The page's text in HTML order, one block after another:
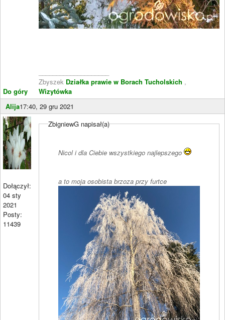
Do góry
Zbyszek Działka prawie w Borach Tucholskich ,
Wizytówka
Alija17:40, 29 gru 2021
Dołączył:
04 sty
2021
Posty:
11439
ZbigniewG napisał(a)
Nicol i dla Ciebie wszystkiego najlepszego
a to moja osobista brzoza przy furtce